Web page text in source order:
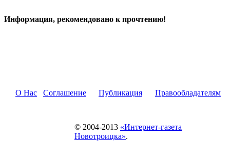
Информация, рекомендовано к прочтению!
О Нас Соглашение Публикация Правообладателям
© 2004-2013 «Интернет-газета
Новотроицка».